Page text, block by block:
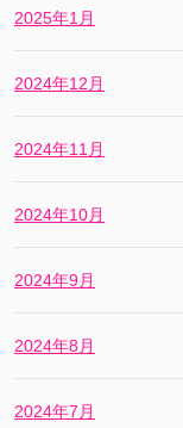
2025年1月
2024年12月
2024年11月
2024年10月
2024年9月
2024年8月
2024年7月